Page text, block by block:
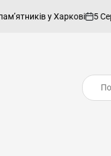
у Харкові
on
5 Серпня, 2026
Пошук: